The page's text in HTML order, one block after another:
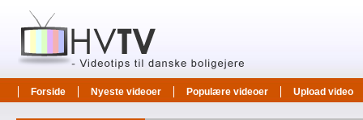
Forside Nyeste videoer Populære videoer Upload video